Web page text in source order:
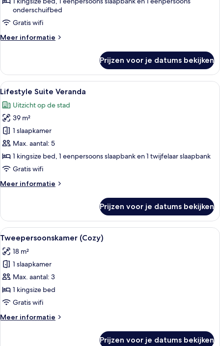
ladenonderschuifbed
Gratis wifi
Meer informatie
Meer
loft,
balkon
(Suite)
Prijzen voor je datums bekijken
Alle
foto's
voor
Lifestyle
Suite
Veranda
laden
Een modern terras buiten met een
9
Lifestyle Suite Veranda
Uitzicht op de stad
39 m²
1 slaapkamer
Max. aantal: 5
1 kingsize bed, 1 eenpersoons slaapbank en 1 twijfelaar slaapbank
Gratis wifi
Meer informatie
Meer
Suite
Veranda
Prijzen voor je datums bekijken
Alle
foto's
voor
Tweepersoonskamer
(Cozy)
laden
Een moderne hotelkamer met een
5
Tweepersoonskamer (Cozy)
18 m²
1 slaapkamer
Max. aantal: 3
1 kingsize bed
Gratis wifi
Meer informatie
Meer
Prijzen voor je datums bekijken